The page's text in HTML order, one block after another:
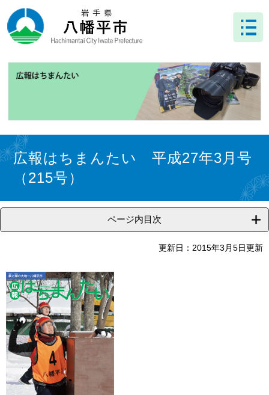
ー
ジ
ニ
ュ
文 広報はちまんたい 平成27年3月号
（215号）
ページ内目次
更新日：2015年3月5日更新